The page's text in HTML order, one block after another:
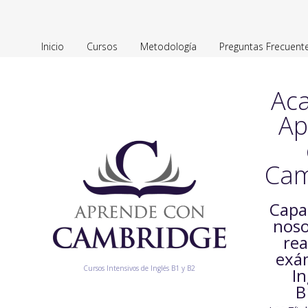
Inicio Cursos Metodología Preguntas
Cursos Intensivos de Inglés B1 y B2